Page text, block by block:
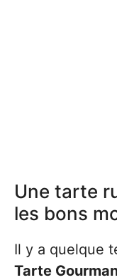
Une tarte
les bons
Il y a quelque
Tarte